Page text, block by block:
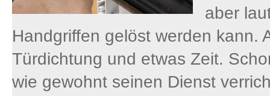
aber
Handgriffen gelöst werden kann.
Türdichtung und etwas Zeit.
wie gewohnt seinen Dienst